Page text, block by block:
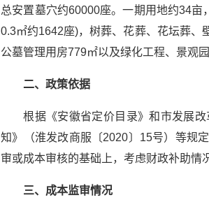
总安置墓穴约60000座。一期用地约34
0.3㎡约1642座)，树葬、花葬、花坛葬、
公墓管理用房779㎡以及绿化工程、景观
二、政策依据
根据《安徽省定价目录》和市发展
知》（淮发改商服〔2020〕15号）等规
审或成本审核的基础上，考虑财政补助
三、成本监审情况